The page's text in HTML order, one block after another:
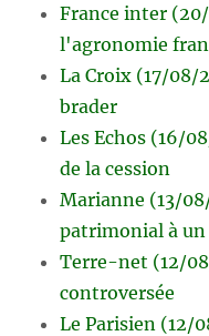
France inter
l'agronomie
La Croix (17/08/
brader
Les Echos (16/
de la cession
Marianne (13/
patrimonial à
Terre-net (12/
controversée
Le Parisien (12/